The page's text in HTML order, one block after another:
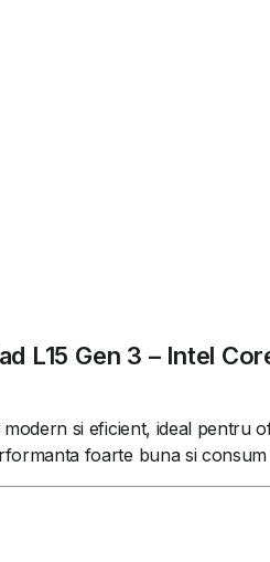
L15 Gen 3 – Intel
si eficient, ideal
foarte buna si